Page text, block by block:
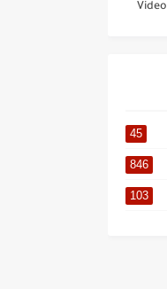
زواج رمزي و عفيفة / Video
45
846
103